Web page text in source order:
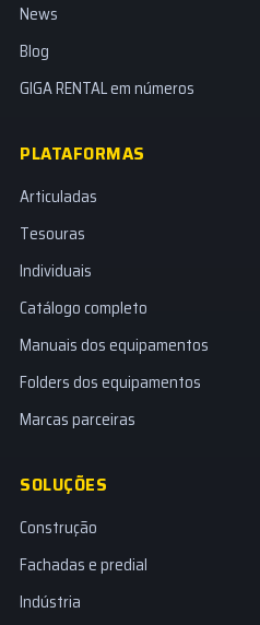
News
Blog
GIGA RENTAL em números
PLATAFORMAS
Articuladas
Tesouras
Individuais
Catálogo completo
Manuais dos equipamentos
Folders dos equipamentos
Marcas parceiras
SOLUÇÕES
Construção
Fachadas e predial
Indústria